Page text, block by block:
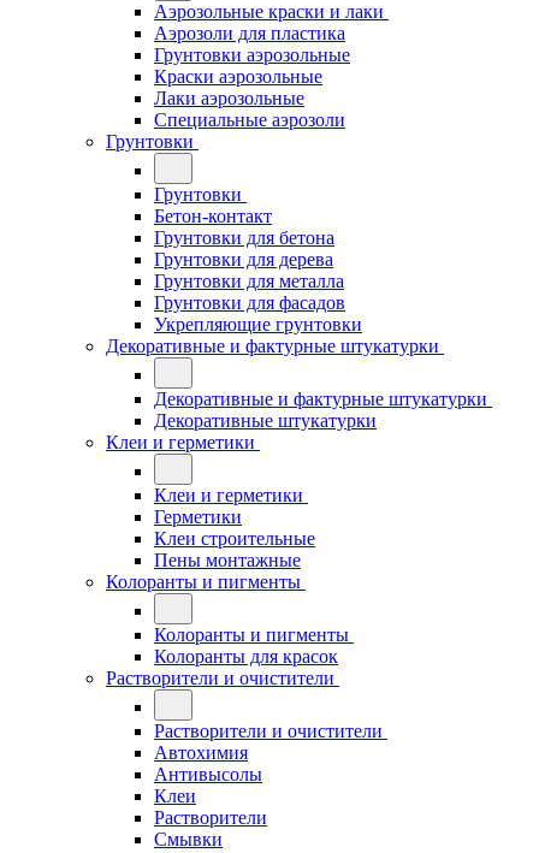
Аэрозольные краски и лаки
Аэрозоли для пластика
Грунтовки аэрозольные
Краски аэрозольные
Лаки аэрозольные
Специальные аэрозоли
Грунтовки
Грунтовки
Бетон-контакт
Грунтовки для бетона
Грунтовки для дерева
Грунтовки для металла
Грунтовки для фасадов
Укрепляющие грунтовки
Декоративные и фактурные штукатурки
Декоративные и фактурные штукатурки
Декоративные штукатурки
Клеи и герметики
Клеи и герметики
Герметики
Клеи строительные
Пены монтажные
Колоранты и пигменты
Колоранты и пигменты
Колоранты для красок
Растворители и очистители
Растворители и очистители
Автохимия
Антивысолы
Клеи
Растворители
Смывки